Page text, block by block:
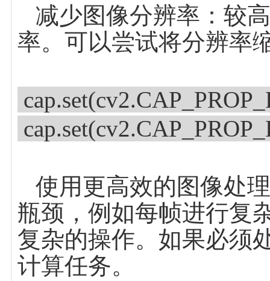
减少图像分辨率：较
率。可以尝试将分辨率
使用更高效的图像处
瓶颈，例如每帧进行复
复杂的操作。如果必须
计算任务。